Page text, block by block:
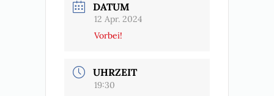
DATUM
12 Apr. 2024
Vorbei!
UHRZEIT
19:30